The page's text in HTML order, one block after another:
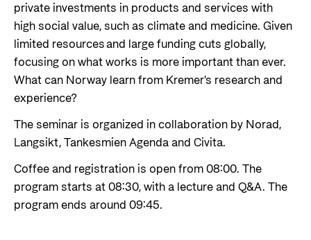
private investments in products and services with
high social value, such as climate and medicine. Given
limited resources and large funding cuts globally,
focusing on what works is more important than ever.
What can Norway learn from Kremer's research and
experience?
The seminar is organized in collaboration by Norad,
Langsikt, Tankesmien Agenda and Civita.
Coffee and registration is open from 08:00. The
program starts at 08:30, with a lecture and Q&A. The
program ends around 09:45.